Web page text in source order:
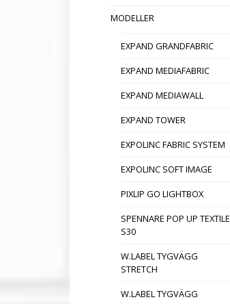
MODELLER
EXPAND GRANDFABRIC
EXPAND MEDIAFABRIC
EXPAND MEDIAWALL
EXPAND TOWER
EXPOLINC FABRIC SYSTEM
EXPOLINC SOFT IMAGE
PIXLIP GO LIGHTBOX
SPENNARE POP UP TEXTILE
S30
W.LABEL TYGVÄGG
STRETCH
W.LABEL TYGVÄGG